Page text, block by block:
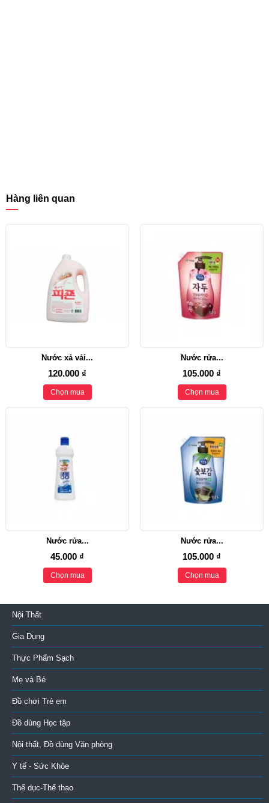
Hàng liên quan
Nước xả vải...
120.000 ₫
Chọn mua
Nước rửa...
105.000 ₫
Chọn mua
Nước rửa...
45.000 ₫
Chọn mua
Nước rửa...
105.000 ₫
Chọn mua
Nội Thất
Gia Dụng
Thực Phẩm Sạch
Mẹ và Bé
Đồ chơi Trẻ em
Đồ dùng Học tập
Nội thất, Đồ dùng Văn phòng
Y tế - Sức Khỏe
Thể dục-Thể thao